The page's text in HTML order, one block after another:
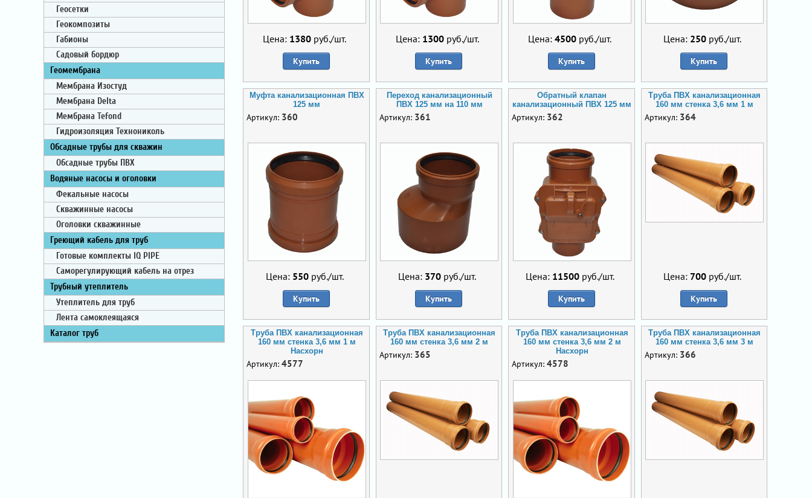
Геосетки
Геокомпозиты
Габионы
Садовый бордюр
Геомембрана
Мембрана Изостуд
Мембрана Delta
Мембрана Tefond
Гидроизоляция Технониколь
Обсадные трубы для скважин
Обсадные трубы ПВХ
Водяные насосы и оголовки
Фекальные насосы
Скважинные насосы
Оголовки скважинные
Греющий кабель для труб
Готовые комплекты IQ PIPE
Саморегулирующий кабель на отрез
Трубный утеплитель
Утеплитель для труб
Лента самоклеящаяся
Каталог труб
Цена: 1380 руб./шт.
Купить
Цена: 1300руб./шт.
Купить
Цена:4500 руб./шт.
Купить
Цена: 250 руб./шт.
Купить
Муфта канализационная ПВХ
125 мм
Артикул: 360
Цена: 550руб./шт.
Купить
Переход канализационный
ПВХ 125 мм на 110 мм
Артикул: 361
Цена: 370 руб./шт.
Купить
Обратный клапан
канализационный ПВХ 125 мм
Артикул: 362
Цена: 11500руб./шт.
Купить
Труба ПВХ канализационная
160 мм стенка 3,6 мм 1 м
Артикул: 364
Цена: 700 руб./шт.
Купить
Труба ПВХ канализационная
160 мм стенка 3,6 мм 1 м
Насхорн
Артикул: 4577
Труба ПВХ канализационная
160 мм стенка 3,6 мм 2 м
Артикул: 365
Труба ПВХ канализационная
160 мм стенка 3,6 мм 2 м
Насхорн
Артикул: 4578
Труба ПВХ канализационная
160 мм стенка 3,6 мм 3 м
Артикул: 366